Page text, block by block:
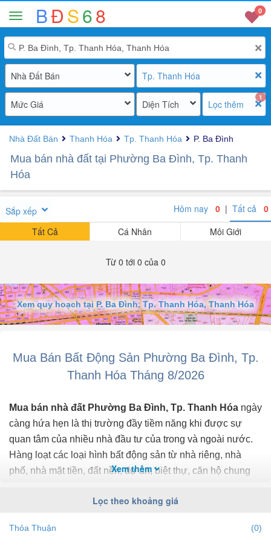
BĐS68 0
Nhà Đất Bán Tp. Thanh Hóa
Mức Giá Diện Tích
1
Lọc thêm
Nhà Đất Bán Thanh Hóa Tp. Thanh Hóa P. Ba Đình
Mua bán nhà đất tại Phường Ba Đình, Tp. Thanh
Hóa
Sắp xếp Hôm nay 0 | Tất cả 0
Tất Cả
Cá Nhân Môi Giới
Từ 0 tới 0 của 0
Xem quy hoạch tại P. Ba Đình, Tp. Thanh Hóa, Thanh Hóa
Mua Bán Bất Động Sản Phường Ba Đình, Tp.
Thanh Hóa Tháng 8/2026
Mua bán nhà đất Phường Ba Đình, Tp. Thanh Hóa ngày
càng hứa hẹn là thị trường đầy tiềm năng khi được sự
quan tâm của nhiều nhà đầu tư của trong và ngoài nước.
Hàng loạt các loại hình bất động sản từ nhà riêng, nhà
phố, nhà mặt tiền, đất nền, dự án, biệt thự, căn hộ chung
Phường Ba Đình, Tp. Thanh Hóa.
Để cập nhật những
thông tin bất động sản Phường Ba
Xem thêm
Lọc theo khoảng giá
Thỏa Thuận
(0)